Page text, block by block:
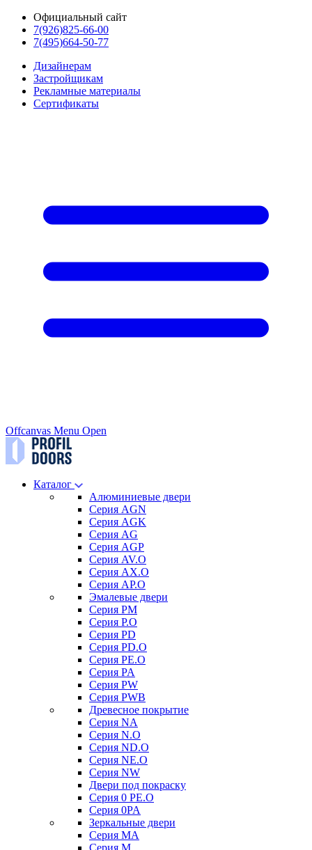
Официальный сайт
7(926)825-66-00
7(495)664-50-77
Дизайнерам
Застройщикам
Рекламные материалы
Сертификаты
Offcanvas Menu Open
Каталог
Алюминиевые двери
Серия AGN
Серия AGK
Серия AG
Серия AGP
Серия AV.O
Серия AX.O
Серия AP.O
Эмалевые двери
Серия PM
Серия P.O
Серия PD
Серия PD.O
Серия PE.O
Серия PA
Серия PW
Серия PWB
Древесное покрытие
Серия NA
Серия N.O
Серия ND.O
Серия NE.O
Серия NW
Двери под покраску
Серия 0 PE.O
Серия 0PA
Зеркальные двери
Серия MA
Серия M